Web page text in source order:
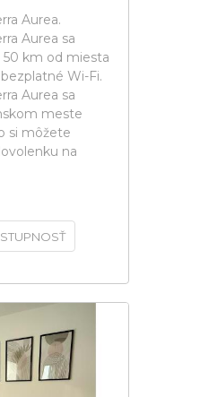
Aurea.
Aurea sa
50 km od miesta
Wi-Fi.
Aurea sa
meste
si môžete
na